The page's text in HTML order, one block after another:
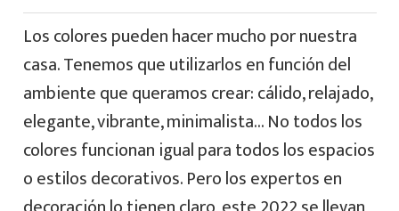
Los colores pueden hacer mucho por nuestra
casa. Tenemos que utilizarlos en función del
ambiente que queramos crear: cálido, relajado,
elegante, vibrante, minimalista… No todos los
colores funcionan igual para todos los espacios
o estilos decorativos. Pero los expertos en